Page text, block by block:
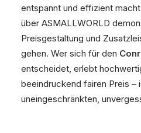
entspannt und effizient
über ASMALLWORLD
Preisgestaltung und
gehen. Wer sich für den
entscheidet, erlebt
beeindruckend fairen Preis –
uneingeschränkten,